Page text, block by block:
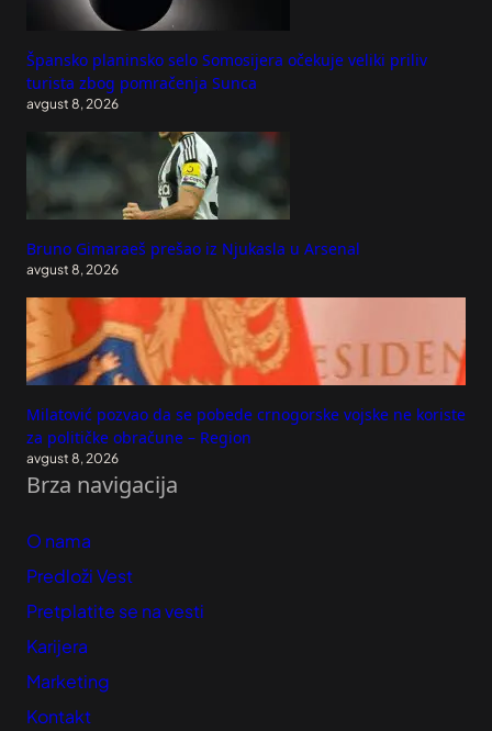
Špansko planinsko selo Somosijera očekuje veliki priliv
turista zbog pomračenja Sunca
avgust 8, 2026
Bruno Gimaraeš prešao iz Njukasla u Arsenal
avgust 8, 2026
Milatović pozvao da se pobede crnogorske vojske ne koriste
za političke obračune – Region
avgust 8, 2026
Brza navigacija
O nama
Predloži Vest
Pretplatite se na vesti
Karijera
Marketing
Kontakt